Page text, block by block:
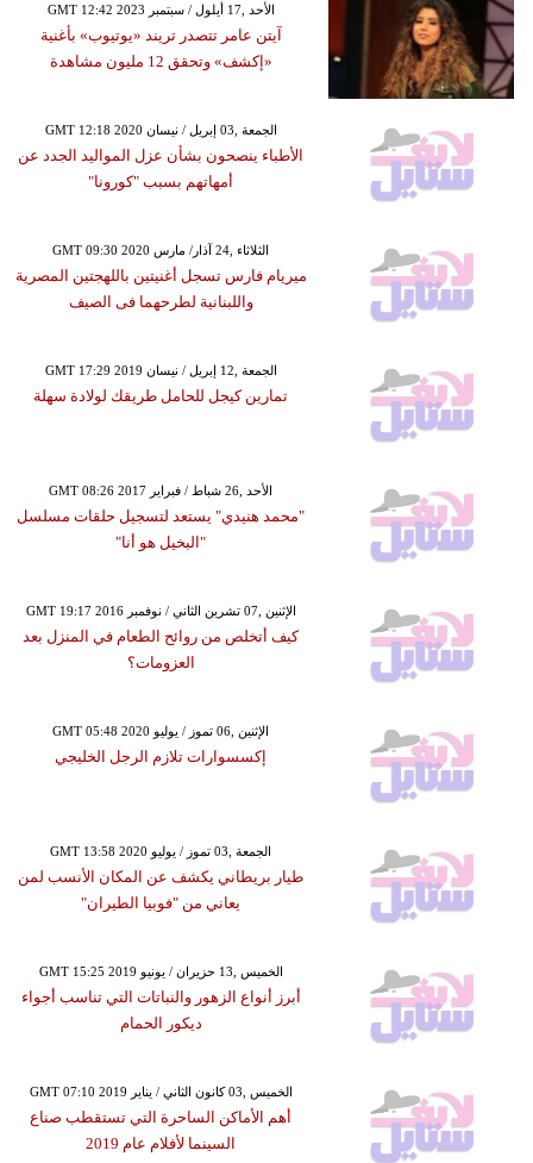
GMT 12:42 2023 الأحد ,17 أيلول / سبتمبر
آيتن عامر تتصدر تريند «يوتيوب» بأغنية
«إكشف» وتحقق 12 مليون مشاهدة
GMT 12:18 2020 الجمعة ,03 إبريل / نيسان
الأطباء ينصحون بشأن عزل المواليد الجدد عن
أمهاتهم بسبب "كورونا"
GMT 09:30 2020 الثلاثاء ,24 آذار/ مارس
ميريام فارس تسجل أغنيتين باللهجتين المصرية
واللبنانية لطرحهما فى الصيف
GMT 17:29 2019 الجمعة ,12 إبريل / نيسان
تمارين كيجل للحامل طريقك لولادة سهلة
GMT 08:26 2017 الأحد ,26 شباط / فبراير
"محمد هنيدي" يستعد لتسجيل حلقات مسلسل
"البخيل هو أنا"
GMT 19:17 2016 الإثنين ,07 تشرين الثاني / نوفمبر
كيف أتخلص من روائح الطعام في المنزل بعد
العزومات؟
GMT 05:48 2020 الإثنين ,06 تموز / يوليو
إكسسوارات تلازم الرجل الخليجي
GMT 13:58 2020 الجمعة ,03 تموز / يوليو
طيار بريطاني يكشف عن المكان الأنسب لمن
يعاني من "فوبيا الطيران"
GMT 15:25 2019 الخميس ,13 حزيران / يونيو
أبرز أنواع الزهور والنباتات التي تناسب أجواء
ديكور الحمام
GMT 07:10 2019 الخميس ,03 كانون الثاني / يناير
أهم الأماكن الساحرة التي تستقطب صناع
السينما لأفلام عام 2019